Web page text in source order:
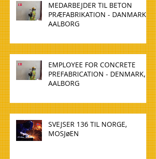
MEDARBEJDER TIL BETON
PRÆFABRIKATION - DANMARK,
AALBORG
EMPLOYEE FOR CONCRETE
PREFABRICATION - DENMARK,
AALBORG
SVEJSER 136 TIL NORGE,
MOSJøEN